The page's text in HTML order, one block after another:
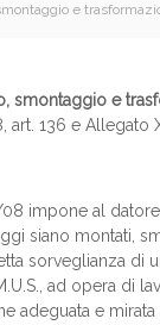
e
smontaggio e
art. 136 e Allegato
08 impone al
siano montati,
sorveglianza di
ad opera di
adeguata e